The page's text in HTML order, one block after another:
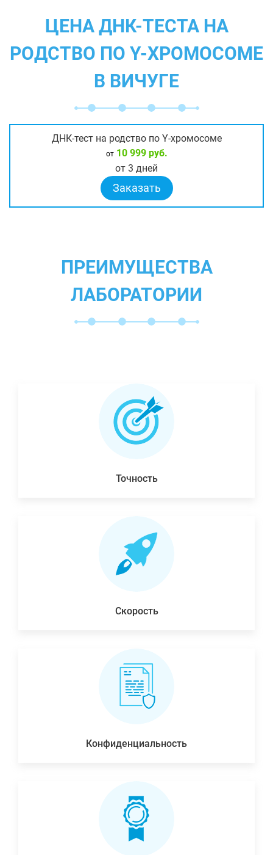
ЦЕНА ДНК-ТЕСТА НА
РОДСТВО ПО Y-ХРОМОСОМЕ
В ВИЧУГЕ
ДНК-тест на родство по Y-хромосоме
от10 999 руб.
от 3 дней
Заказать
ПРЕИМУЩЕСТВА
ЛАБОРАТОРИИ
Точность
Скорость
Конфиденциальность